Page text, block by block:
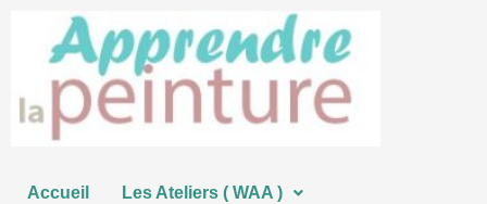
contenu
Accueil Les Ateliers ( WAA )